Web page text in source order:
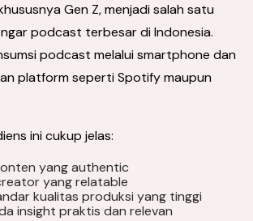
Gen Z, menjadi salah satu
podcast terbesar di Indonesia.
podcast melalui smartphone dan
platform seperti Spotify maupun
ini cukup jelas:
yang authentic
yang relatable
kualitas produksi yang tinggi
insight praktis dan relevan